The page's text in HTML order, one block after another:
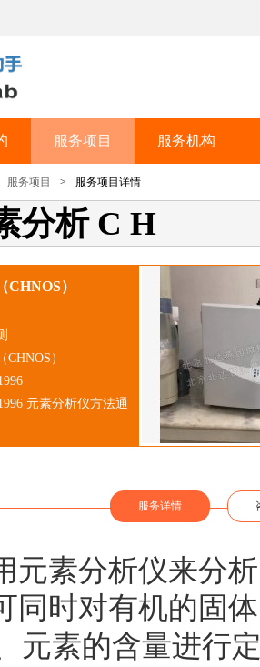
服务项目 服务机构
服务项目 > 服务项目详情
分析 C H
CHNOS）
）
元素分析仪方法通
服务详情
元素分析仪来分
同时对有机的固
元素的含量进行